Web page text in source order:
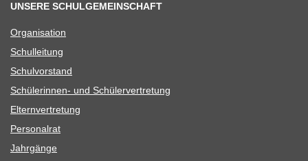
UNSERE SCHULGEMEINSCHAFT
Orga­ni­sa­tion
Schul­lei­tung
Schul­vor­stand
Schü­le­rin­nen- und Schülervertretung
Eltern­ver­tre­tung
Per­so­nal­rat
Jahr­gänge